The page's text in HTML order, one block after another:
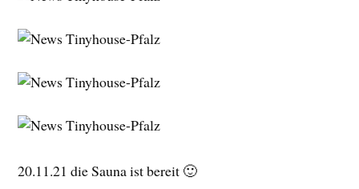
20.11.21 die Sauna ist bereit 🙂